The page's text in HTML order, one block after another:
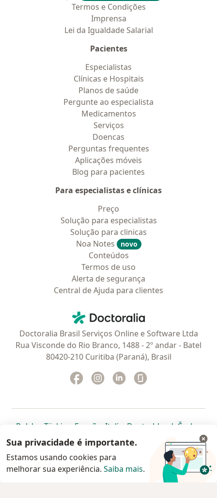
Termos e Condições
Imprensa
Lei da Igualdade Salarial
Pacientes
Especialistas
Clínicas e Hospitais
Planos de saúde
Pergunte ao especialista
Medicamentos
Serviços
Doencas
Perguntas frequentes
Aplicações móveis
Blog para pacientes
Para especialistas e clínicas
Preço
Solução para especialistas
Solução para clinicas
Noa Notes
novo
Conteúdos
Termos de uso
Alerta de segurança
Central de Ajuda para clientes
Doctoralia - Homepage
Doctoralia Brasil Serviços Online e Software Ltda
Rua Visconde do Rio Branco, 1488 - 2º andar - Batel
80420-210 Curitiba (Paraná), Brasil
Facebook
abre num novo separador
Instagram
abre num novo separador
Linkedin
abre num novo
Polska abre num novo separador
Türkiye abre num novo separador
España abre num novo separador
Italia abre num novo
Deutschlandabre num
Česko
Portugal abre num novo separador
, México abre num novo separador
, abre num novo separador
Brasil abre num novoabre num
abre
Colombia abre num novo
www.doctoralia.com.br © 2026 - Agende agora sua
Sua privacidade é importante.
Estamos usando cookies para
melhorar sua experiência. Saiba mais.